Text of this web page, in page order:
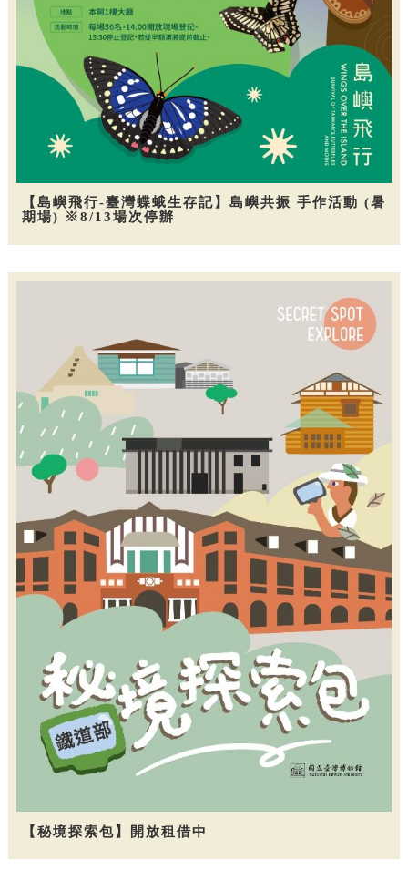
【島嶼飛行-臺灣蝶蛾生存記】島嶼共振 手作活動 (暑
期場) ※8/13場次停辦
【秘境探索包】開放租借中